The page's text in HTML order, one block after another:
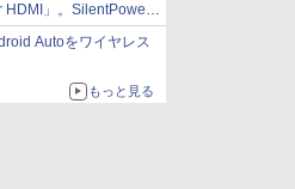
HDMI」。SilentPower
Autoをワイヤレス
もっと見る